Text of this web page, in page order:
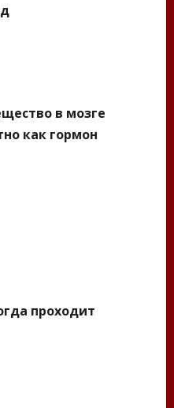
в мозге
как гормон
проходит